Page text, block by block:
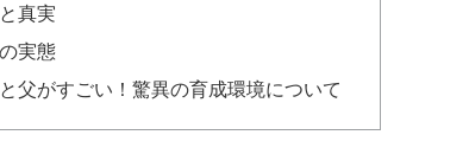
真実
実態
父がすごい！驚異の育成環境について